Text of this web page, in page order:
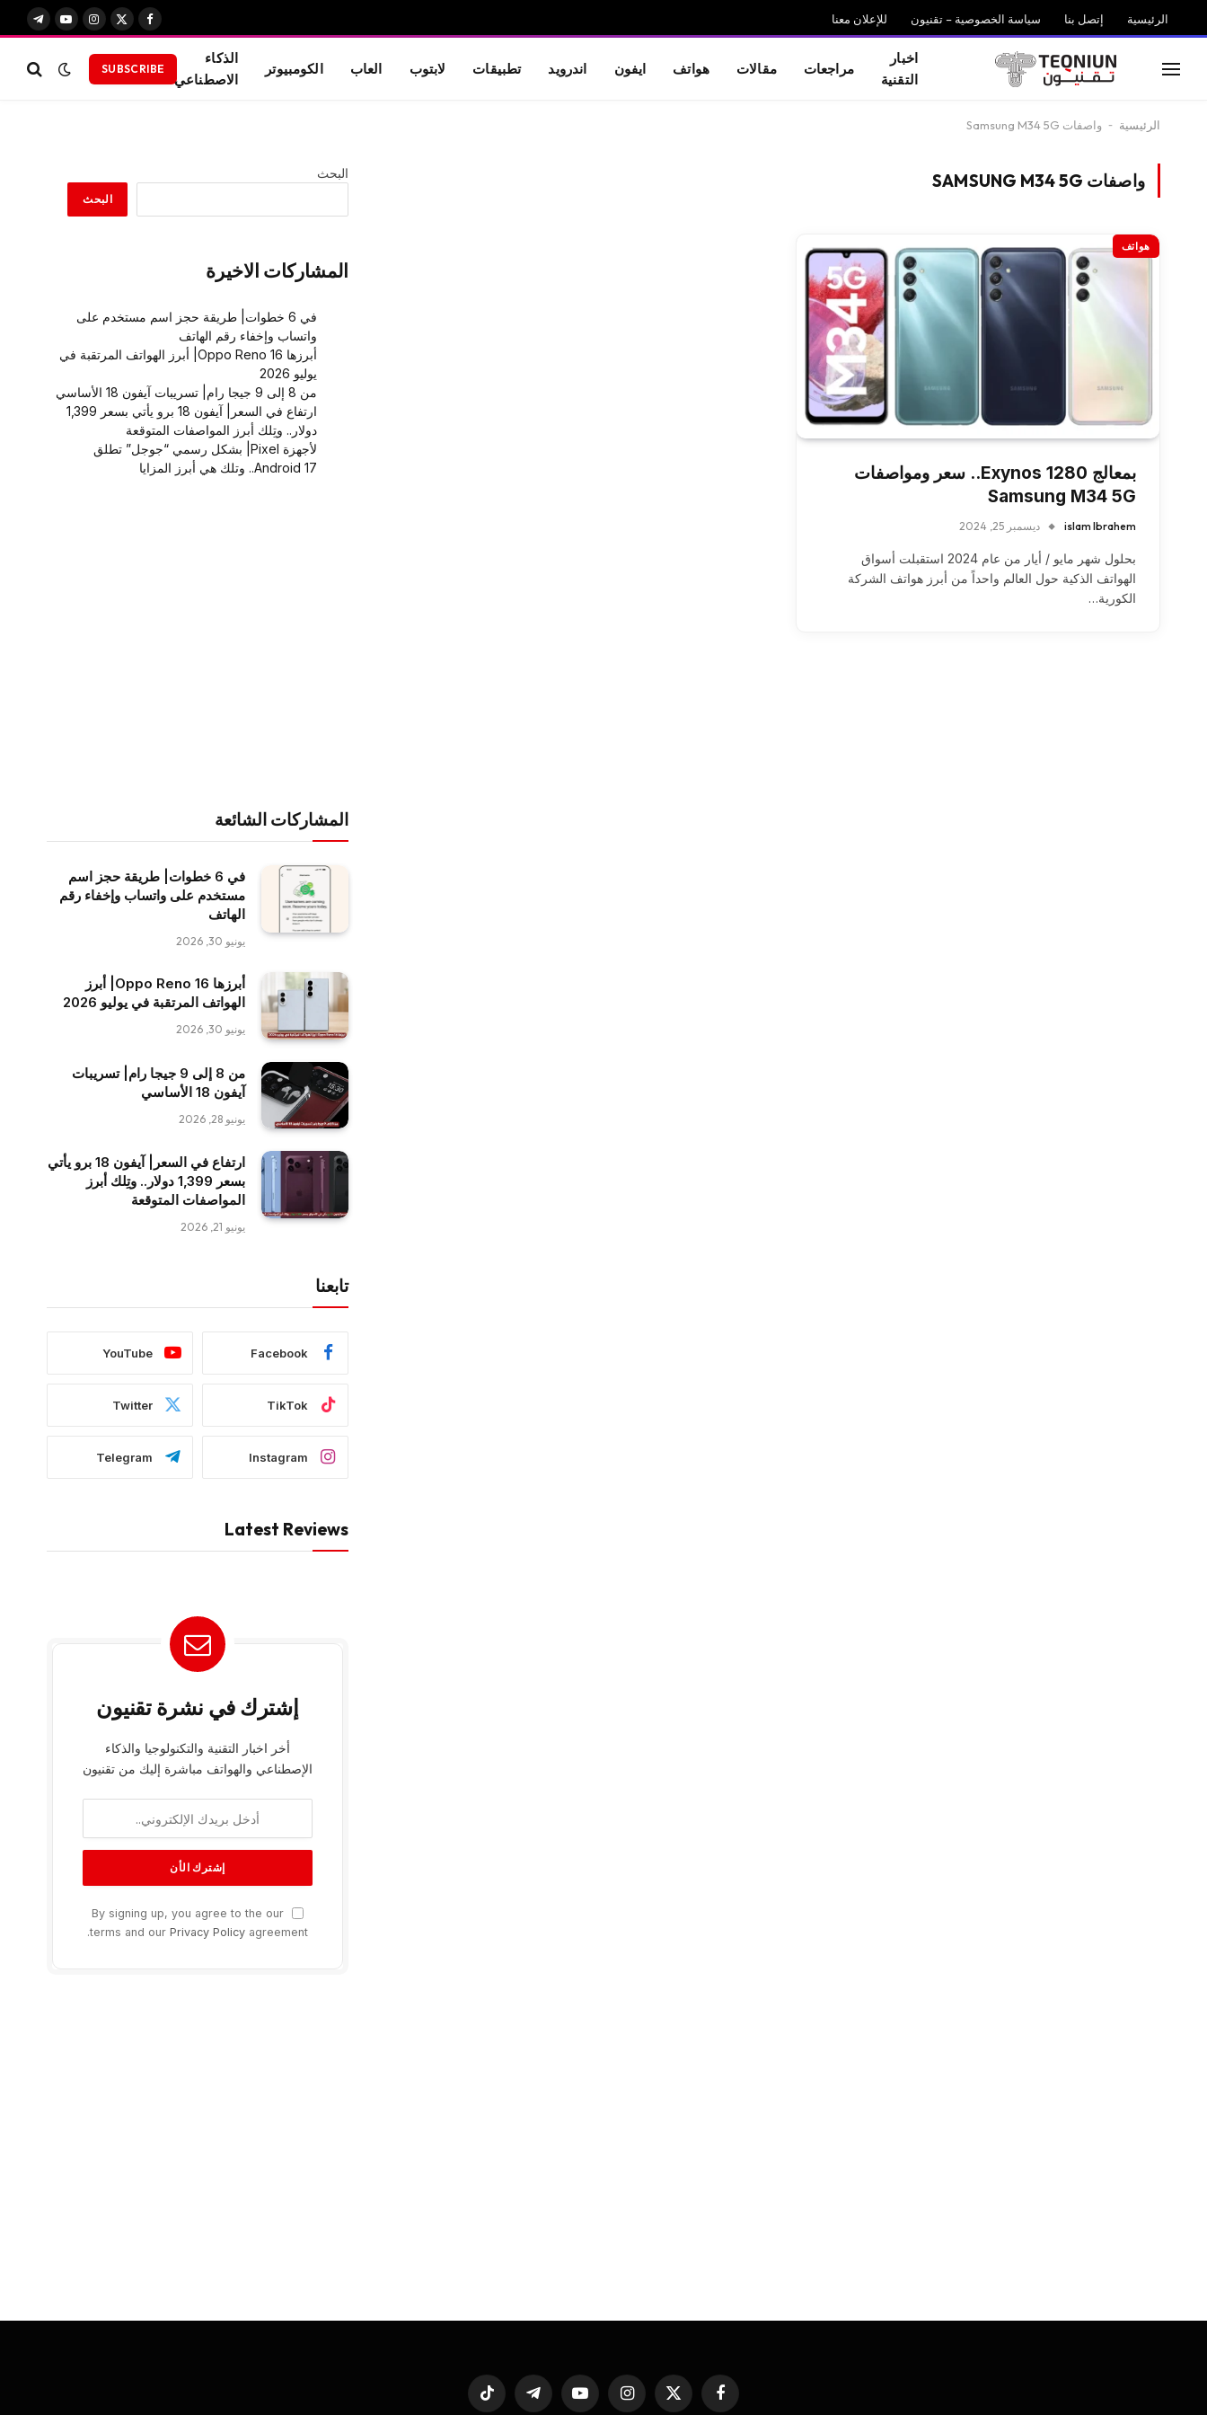
الرئيسية إتصل بنا سياسة الخصوصية – تقنيون للإعلان معنا
فيسبوك
X
الانستغرام
يوتيوبتيلقرام
اخبار
التقنية
مراجعات مقالات هواتف ايفون اندرويد تطبيقات لابتوب العاب الكومبيوتر
الذكاء
الاصطناعي
SUBSCRIBE
الرئيسية - واصفات Samsung M34 5G
واصفات SAMSUNG M34 5G
هواتف
بمعالج Exynos 1280.. سعر ومواصفات
Samsung M34 5G
islam Ibrahem ديسمبر 25, 2024
بحلول شهر مايو / أيار من عام 2024 استقبلت أسواق
الهواتف الذكية حول العالم واحداً من أبرز هواتف الشركة
الكورية…
البحث
البحث
المشاركات الاخيرة
في 6 خطوات| طريقة حجز اسم مستخدم على
واتساب وإخفاء رقم الهاتف
أبرزها Oppo Reno 16| أبرز الهواتف المرتقبة في
يوليو 2026
من 8 إلى 9 جيجا رام| تسريبات آيفون 18 الأساسي
ارتفاع في السعر| آيفون 18 برو يأتي بسعر 1,399
دولار.. وتِلك أبرز المواصفات المتوقعة
لأجهزة Pixel| بشكل رسمي “جوجل” تطلق
Android 17.. وتلك هي أبرز المزايا
المشاركات الشائعة
في 6 خطوات| طريقة حجز اسم
مستخدم على واتساب وإخفاء رقم
الهاتف
يونيو 30, 2026
أبرزها Oppo Reno 16| أبرز
الهواتف المرتقبة في يوليو 2026
يونيو 30, 2026
من 8 إلى 9 جيجا رام| تسريبات
آيفون 18 الأساسي
يونيو 28, 2026
ارتفاع في السعر| آيفون 18 برو يأتي
بسعر 1,399 دولار.. وتِلك أبرز
المواصفات المتوقعة
يونيو 21, 2026
تابعنا
Facebook
YouTube
TikTok
Twitter
Instagram
Telegram
Latest Reviews
إشترك في نشرة تقنيون
أخر اخبار التقنية والتكنولوجيا والذكاء
الإصطناعي والهواتف مباشرة إليك من تقنيون
By signing up, you agree to the our
terms and our Privacy Policy agreement.
فيسبوك
X
الانستغراميوتيوب تيلقرام تيكتوك